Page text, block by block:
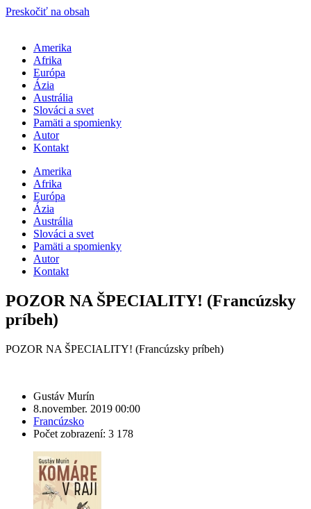
Preskočiť na obsah
Amerika
Afrika
Európa
Ázia
Austrália
Slováci a svet
Pamäti a spomienky
Autor
Kontakt
Amerika
Afrika
Európa
Ázia
Austrália
Slováci a svet
Pamäti a spomienky
Autor
Kontakt
POZOR NA ŠPECIALITY! (Francúzsky
príbeh)
POZOR NA ŠPECIALITY! (Francúzsky príbeh)
Gustáv Murín
8.november. 2019 00:00
Francúzsko
Počet zobrazení: 3 178